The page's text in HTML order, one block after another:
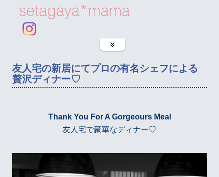
友人宅の新居にてプロの有名シェフによる
贅沢ディナー♡
Thank You For A Gorgeours Meal
友人宅で豪華なディナー♡